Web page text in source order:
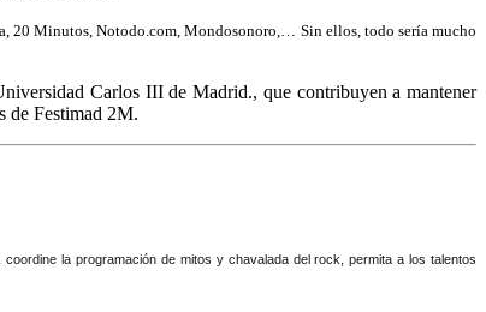
20 Minutos, Notodo.com, Mondosonoro,
Sin ellos, todo sería mucho
Carlos III de Madrid., que contribuyen a mantener
de Festimad 2M.
la programación de mitos y chavalada del rock, permita a los talentos